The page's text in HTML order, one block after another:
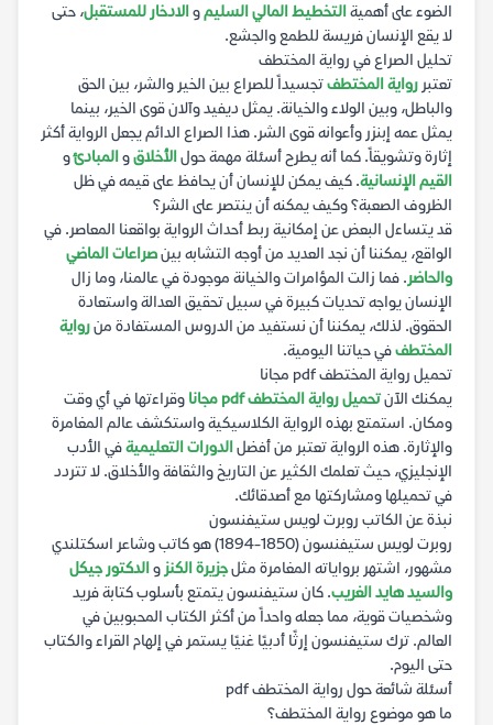
الضوء على أهميةالتخطيط المالي السليموالادخار للمستقبل، حتى
لا يقع الإنسان فريسة للطمع والجشع.
تحليل الصراع في رواية المختطف
تعتبر رواية المختطفتجسيداً للصراع بين الخير والشر، بين الحق
والباطل، وبين الولاء والخيانة. يمثل ديفيد وآلان قوى الخير، بينما
يمثل عمه إبنزر وأعوانه قوى الشر. هذا الصراع الدائم يجعل الرواية أكثر
إثارة وتشويقاً. كما أنه يطرح أسئلة مهمة حولالأخلاقوالمبادئو
القيم الإنسانية. كيف يمكن للإنسان أن يحافظ على قيمه في ظل
الظروف الصعبة؟ وكيف يمكنه أن ينتصر على الشر؟
قد يتساءل البعض عن إمكانية ربط أحداث الرواية بواقعنا المعاصر. في
الواقع، يمكننا أن نجد العديد من أوجه التشابه بينصراعات الماضي
والحاضر. فما زالت المؤامرات والخيانة موجودة في عالمنا، وما زال
الإنسان يواجه تحديات كبيرة في سبيل تحقيق العدالة واستعادة
الحقوق. لذلك، يمكننا أن نستفيد من الدروس المستفادة منرواية
المختطففي حياتنا اليومية.
تحميل رواية المختطف pdf مجانا
يمكنك الآنتحميل رواية المختطف pdf مجانا
وقراءتها في أي وقت
ومكان. استمتع بهذه الرواية الكلاسيكية واستكشف عالم المغامرة
والإثارة. هذه الرواية تعتبر من أفضلالدورات التعليميةفي الأدب
الإنجليزي، حيث تعلمك الكثير عن التاريخ والثقافة والأخلاق. لا تتردد
في تحميلها ومشاركتها مع أصدقائك.
نبذة عن الكاتب روبرت لويس ستيفنسون
روبرت لويس ستيفنسون (1850-1894) هو كاتب وشاعر اسكتلندي
مشهور، اشتهر برواياته المغامرة مثلجزيرة الكنز والدكتور جيكل
والسيد هايد الغريب. كان ستيفنسون يتمتع بأسلوب كتابة فريد
وشخصيات قوية، مما جعله واحداً من أكثر الكتاب المحبوبين في
العالم. ترك ستيفنسون إرثًا أدبيًا غنيًا يستمر في إلهام القراء والكتاب
حتى اليوم.
أسئلة شائعة حول رواية المختطف pdf
ما هو موضوع رواية المختطف؟